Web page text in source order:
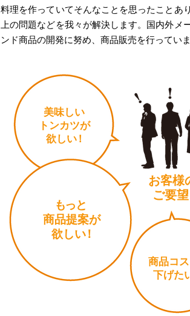
料理を作っていてそんなことを思ったことあ
上の問題などを我々が解決します。国内外メ
ンド商品の開発に努め、商品販売を行っていま
美味しい
トンカツが
​ 欲しい！
もっと
商品提案が
欲しい！
お客様
ご要望
商品コ
下げた